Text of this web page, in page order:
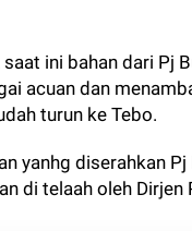
ini bahan dari Pj
acuan dan
turun ke Tebo.
yanhg diserahkan
di telaah oleh Dirjen